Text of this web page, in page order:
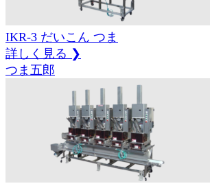
IKR-3 だいこん つま
詳しく見る ❯
つま五郎